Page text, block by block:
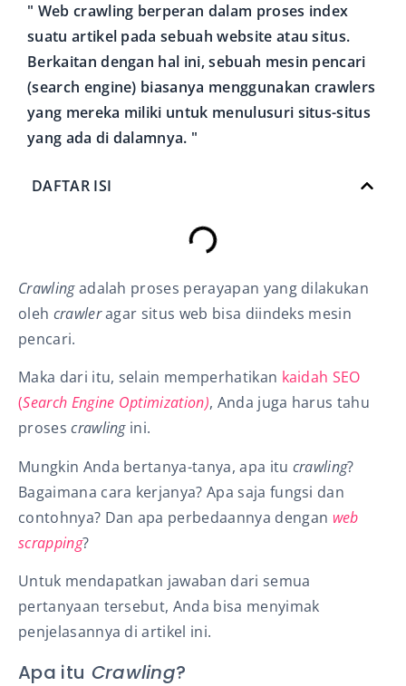
" Web crawling berperan dalam proses index
suatu artikel pada sebuah website atau situs.
Berkaitan dengan hal ini, sebuah mesin pencari
(search engine) biasanya menggunakan crawlers
yang mereka miliki untuk menulusuri situs-situs
yang ada di dalamnya. "
DAFTAR ISI
Crawlingadalah proses perayapan yang dilakukan
oleh crawleragar situs web bisa diindeks mesin
pencari.
Maka dari itu, selain memperhatikan kaidah SEO
(Search Engine Optimization), Anda juga harus tahu
proses crawling ini.
Mungkin Anda bertanya-tanya, apa itu crawling?
Bagaimana cara kerjanya? Apa saja fungsi dan
contohnya? Dan apa perbedaannya dengan web
scrapping?
Untuk mendapatkan jawaban dari semua
pertanyaan tersebut, Anda bisa menyimak
penjelasannya di artikel ini.
Apa itu Crawling?